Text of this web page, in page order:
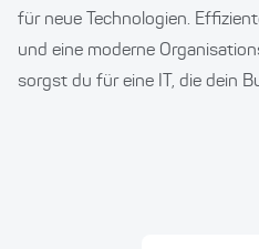
für neue Technologien.
und eine moderne
sorgst du für eine IT, die dein